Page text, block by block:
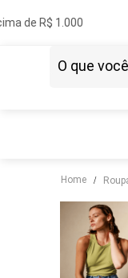
de R$ 1.000
Home
3º
calça
blusa
º
tricot
º
camisa